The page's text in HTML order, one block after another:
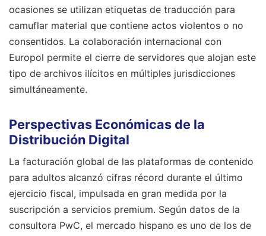
ocasiones se utilizan etiquetas de traducción para
camuflar material que contiene actos violentos o no
consentidos. La colaboración internacional con
Europol permite el cierre de servidores que alojan este
tipo de archivos ilícitos en múltiples jurisdicciones
simultáneamente.
Perspectivas Económicas de la
Distribución Digital
La facturación global de las plataformas de contenido
para adultos alcanzó cifras récord durante el último
ejercicio fiscal, impulsada en gran medida por la
suscripción a servicios premium. Según datos de la
consultora PwC, el mercado hispano es uno de los de